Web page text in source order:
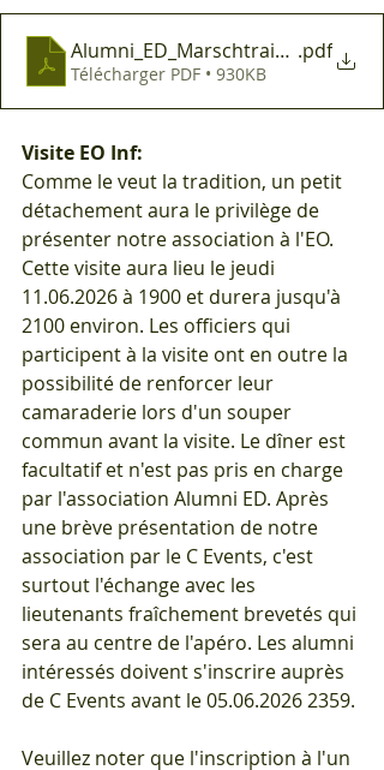
.pdf
Télécharger PDF • 930KB
Visite EO Inf:
Comme le veut la tradition, un petit
détachement aura le privilège de
présenter notre association à l'EO.
Cette visite aura lieu le jeudi
11.06.2026 à 1900 et durera jusqu'à
2100 environ. Les officiers qui
participent à la visite ont en outre la
possibilité de renforcer leur
camaraderie lors d'un souper
commun avant la visite. Le dîner est
facultatif et n'est pas pris en charge
par l'association Alumni ED. Après
une brève présentation de notre
association par le C Events, c'est
surtout l'échange avec les
lieutenants fraîchement brevetés qui
sera au centre de l'apéro. Les alumni
intéressés doivent s'inscrire auprès
de C Events avant le 05.06.2026 2359.
Veuillez noter que l'inscription à l'un